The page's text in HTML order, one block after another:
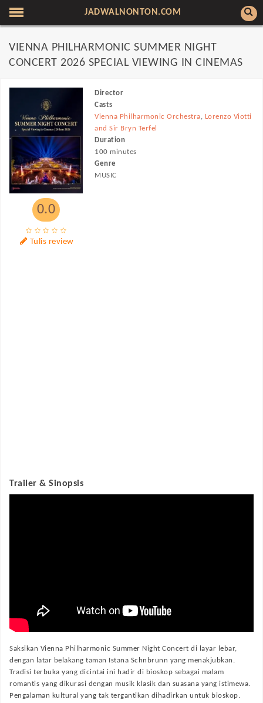
JADWALNONTON.COM
VIENNA PHILHARMONIC SUMMER NIGHT
CONCERT 2026 SPECIAL VIEWING IN CINEMAS
0.0
Tulis review
Director
Casts
Vienna Philharmonic Orchestra, Lorenzo Viotti
and Sir Bryn Terfel
Duration
100 minutes
Genre
MUSIC
Trailer & Sinopsis
Saksikan Vienna Philharmonic Summer Night Concert di layar lebar,
dengan latar belakang taman Istana Schnbrunn yang menakjubkan.
Tradisi terbuka yang dicintai ini hadir di bioskop sebagai malam
romantis yang dikurasi dengan musik klasik dan suasana yang istimewa.
Pengalaman kultural yang tak tergantikan dihadirkan untuk bioskop.